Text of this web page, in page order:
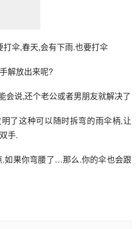
打伞,春天,会有下雨.也要打伞
解放出来呢?
会说,还个老公或者男朋友就解决了
了这种可以随时拆弯的雨伞柄,让
手.
.如果你弯腰了…那么.你的伞也会跟